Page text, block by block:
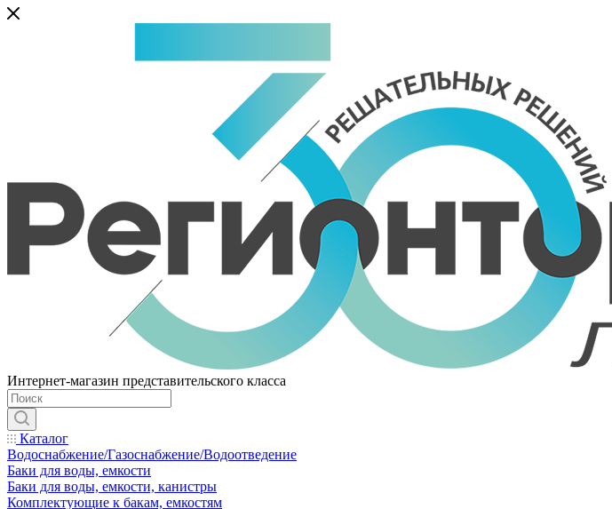
Интернет-магазин представительского класса
Каталог
Водоснабжение/Газоснабжение/Водоотведение
Баки для воды, емкости
Баки для воды, емкости, канистры
Комплектующие к бакам, емкостям